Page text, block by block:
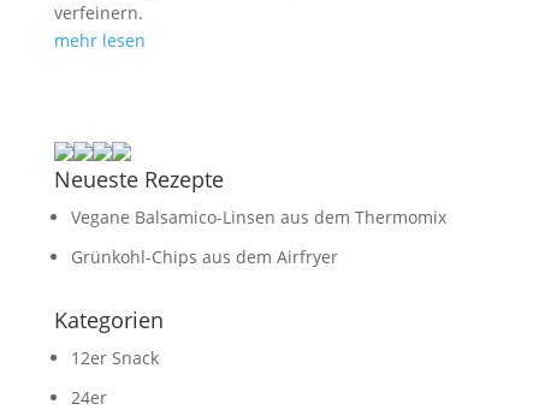
verfeinern.
mehr lesen
Neueste Rezepte
Vegane Balsamico-Linsen aus dem Thermomix
Grünkohl-Chips aus dem Airfryer
Kategorien
12er Snack
24er